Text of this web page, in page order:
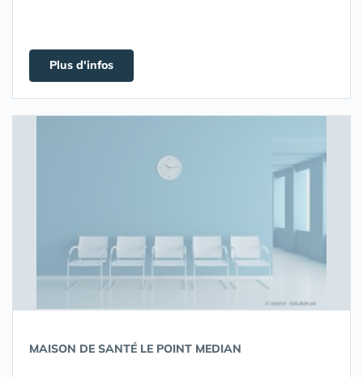
Plus d'infos
MAISON DE SANTÉ LE POINT MEDIAN